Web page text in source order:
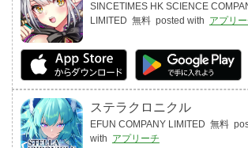
SINCETIMES HK SCIENCE
LIMITED 無料 posted with アプリ
ステラクロニクル
EFUN COMPANY LIMITED 無料
with アプリーチ